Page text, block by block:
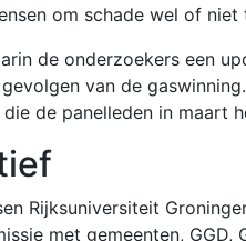
om schade wel of niet
de onderzoekers een
van de
de panelleden in
Rijksuniversiteit
met gemeenten,